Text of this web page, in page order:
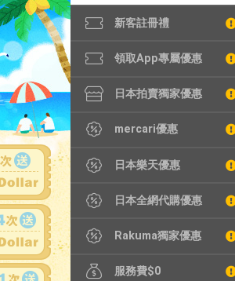
新客註冊禮
領取App專屬優惠
日本拍賣獨家優惠
mercari優惠
日本樂天優惠
日本全網代購優惠
Rakuma獨家優惠
服務費$0